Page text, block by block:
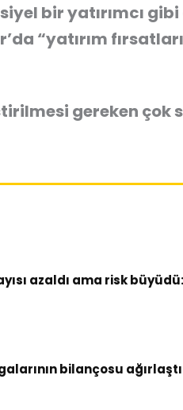
bir yatırımcı
“yatırım
gereken çok
azaldı ama risk
bilançosu